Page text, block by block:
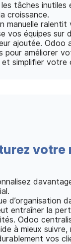
les tâches
croissance.
manuelle
vos équipes sur
ajoutée. Odoo
pour améliorer
et simplifier votre
votre
d’organisation
entraîner la
Odoo
à mieux suivre,
vos